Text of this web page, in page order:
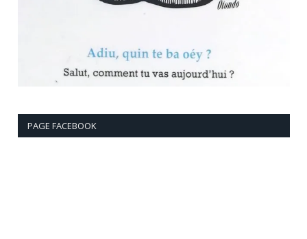
PAGE FACEBOOK